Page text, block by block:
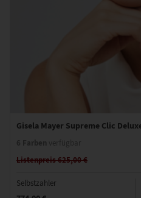
Gisela Mayer Supreme Clic
Listenpreis 625,00 €
Selbstzahler